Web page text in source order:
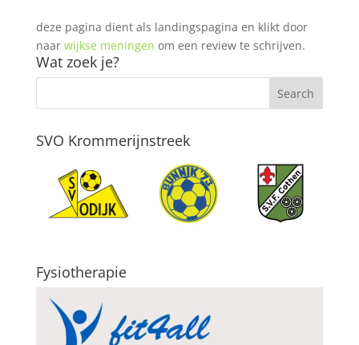
deze pagina dient als landingspagina en klikt door
naar wijkse meningen om een review te schrijven.
Wat zoek je?
SVO Krommerijnstreek
Fysiotherapie